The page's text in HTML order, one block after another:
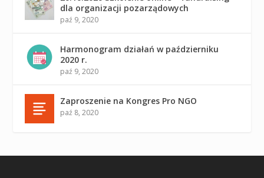
dla organizacji pozarządowych
paź 9, 2020
Harmonogram działań w październiku
2020 r.
paź 9, 2020
Zaproszenie na Kongres Pro NGO
paź 8, 2020